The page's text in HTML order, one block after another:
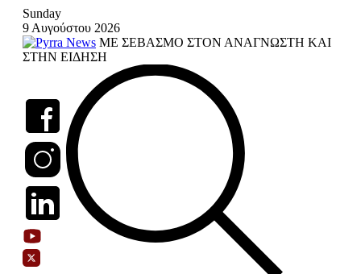
Skip
content
Sunday
9 Αυγούστου 2026
ΜΕ ΣΕΒΑΣΜΟ ΣΤΟΝ ΑΝΑΓΝΩΣΤΗ ΚΑΙ
ΣΤΗΝ ΕΙΔΗΣΗ